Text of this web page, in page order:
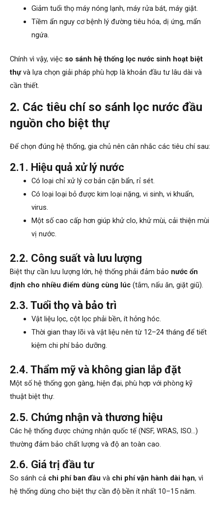
Giảm tuổi thọ máy nóng lạnh, máy rửa bát, máy giặt.
Tiềm ẩn nguy cơ bệnh lý đường tiêu hóa, dị ứng, mẩn
ngứa.
Chính vì vậy, việc so sánh hệ thống lọc nước sinh hoạt biệt
thựvà lựa chọn giải pháp phù hợp là khoản đầu tư lâu dài và
cần thiết.
2. Các tiêu chí so sánh lọc nước đầu
nguồn cho biệt thự
Để chọn đúng hệ thống, gia chủ nên cân nhắc các tiêu chí sau:
2.1. Hiệu quả xử lý nước
Có loại chỉ xử lý cơ bản cặn bẩn, rỉ sét.
Có loại loại bỏ được kim loại nặng, vi sinh, vi khuẩn,
virus.
Một số cao cấp hơn giúp khử clo, khử mùi, cải thiện mùi
vị nước.
2.2. Công suất và lưu lượng
Biệt thự cần lưu lượng lớn, hệ thống phải đảm bảo nước ổn
định cho nhiều điểm dùng cùng lúc (tắm, nấu ăn, giặt giũ).
2.3. Tuổi thọ và bảo trì
Vật liệu lọc, cột lọc phải bền, ít hỏng hóc.
Thời gian thay lõi và vật liệu nên từ 12–24 tháng để tiết
kiệm chi phí bảo dưỡng.
2.4. Thẩm mỹ và không gian lắp đặt
Một số hệ thống gọn gàng, hiện đại, phù hợp với phòng kỹ
thuật biệt thự.
2.5. Chứng nhận và thương hiệu
Các hệ thống được chứng nhận quốc tế (NSF, WRAS, ISO…)
thường đảm bảo chất lượng và độ an toàn cao.
2.6. Giá trị đầu tư
So sánh cả chi phí ban đầu và chi phí vận hành dài hạn, vì
hệ thống dùng cho biệt thự cần độ bền ít nhất 10–15 năm.